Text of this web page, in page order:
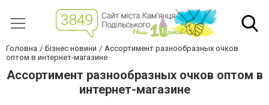
Головна Бізнес новини
Ассортимент разнообразных очков
оптом в интернет-магазине
Ассортимент разнообразных очков оптом в
интернет-магазине